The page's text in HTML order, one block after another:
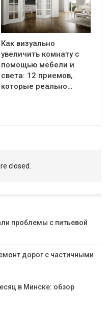
Как визуально
увеличить комнату с
помощью мебели и
света: 12 приемов,
которые реально…
closed.
проблемы с питьевой
дорог с частичными
в Минске: обзор